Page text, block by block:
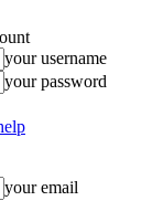
your username
your password
your email